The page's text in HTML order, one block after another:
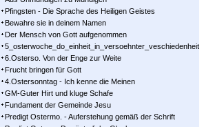
Pfingsten - Die Sprache des Heiligen Geistes
Bewahre sie in deinem Namen
Der Mensch von Gott aufgenommen
5_osterwoche_do_einheit_in_versoehnter_veschiedenheit
6.Osterso. Von der Enge zur Weite
Frucht bringen für Gott
4.Ostersonntag - Ich kenne die Meinen
GM-Guter Hirt und kluge Schafe
Fundament der Gemeinde Jesu
Predigt Ostermo. - Auferstehung gemäß der Schrift